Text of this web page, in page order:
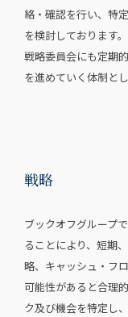
絡・確認を行い、特
を検討しております
戦略委員会にも定期
を進めていく体制と
戦略
ブックオフグループ
ることにより、短期
略、キャッシュ・フ
可能性があると合理
ク及び機会を特定し